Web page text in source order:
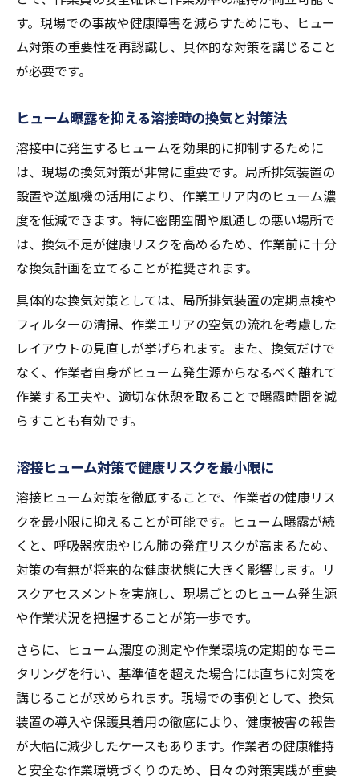
す。現場での事故や健康障害を減らすためにも、ヒュー
ム対策の重要性を再認識し、具体的な対策を講じること
が必要です。
ヒューム曝露を抑える溶接時の換気と対策法
溶接中に発生するヒュームを効果的に抑制するために
は、現場の換気対策が非常に重要です。局所排気装置の
設置や送風機の活用により、作業エリア内のヒューム濃
度を低減できます。特に密閉空間や風通しの悪い場所で
は、換気不足が健康リスクを高めるため、作業前に十分
な換気計画を立てることが推奨されます。
具体的な換気対策としては、局所排気装置の定期点検や
フィルターの清掃、作業エリアの空気の流れを考慮した
レイアウトの見直しが挙げられます。また、換気だけで
なく、作業者自身がヒューム発生源からなるべく離れて
作業する工夫や、適切な休憩を取ることで曝露時間を減
らすことも有効です。
溶接ヒューム対策で健康リスクを最小限に
溶接ヒューム対策を徹底することで、作業者の健康リス
クを最小限に抑えることが可能です。ヒューム曝露が続
くと、呼吸器疾患やじん肺の発症リスクが高まるため、
対策の有無が将来的な健康状態に大きく影響します。リ
スクアセスメントを実施し、現場ごとのヒューム発生源
や作業状況を把握することが第一歩です。
さらに、ヒューム濃度の測定や作業環境の定期的なモニ
タリングを行い、基準値を超えた場合には直ちに対策を
講じることが求められます。現場での事例として、換気
装置の導入や保護具着用の徹底により、健康被害の報告
が大幅に減少したケースもあります。作業者の健康維持
と安全な作業環境づくりのため、日々の対策実践が重要